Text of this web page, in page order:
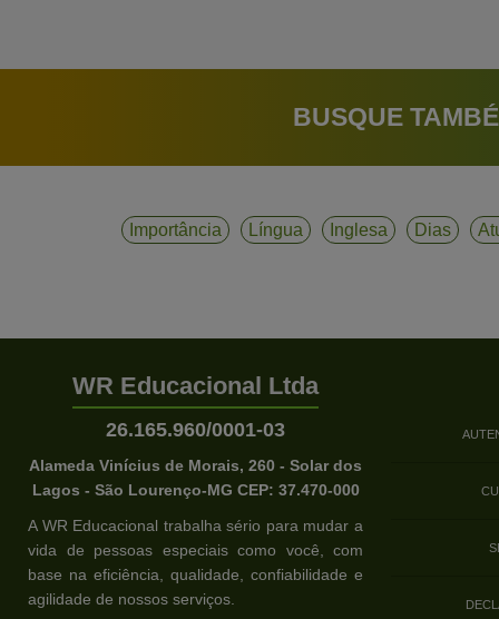
BUSQUE
Importância Língua Inglesa Dias
WR Educacional Ltda
26.165.960/0001-03
Alameda Vinícius de Morais, 260 - Solar dos
Lagos - São Lourenço-MG CEP: 37.470-000
A WR Educacional trabalha sério para mudar a
vida de pessoas especiais como você, com
base na eficiência, qualidade, confiabilidade e
agilidade de nossos serviços.